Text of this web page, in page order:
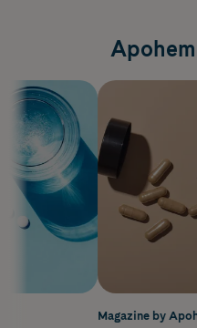
Magazine by